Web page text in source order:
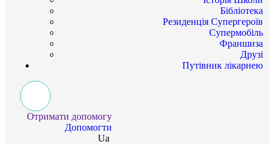
Бібліотека
Резиденція Супергероїв
Супермобіль
Франшиза
Друзі
Путівник лікарнею
Отримати допомогу
Допомогти
Ua